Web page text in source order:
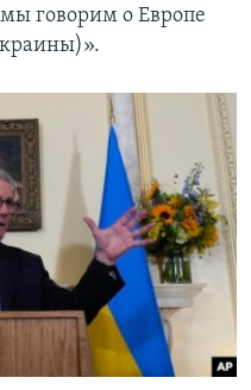
говорим о Европе